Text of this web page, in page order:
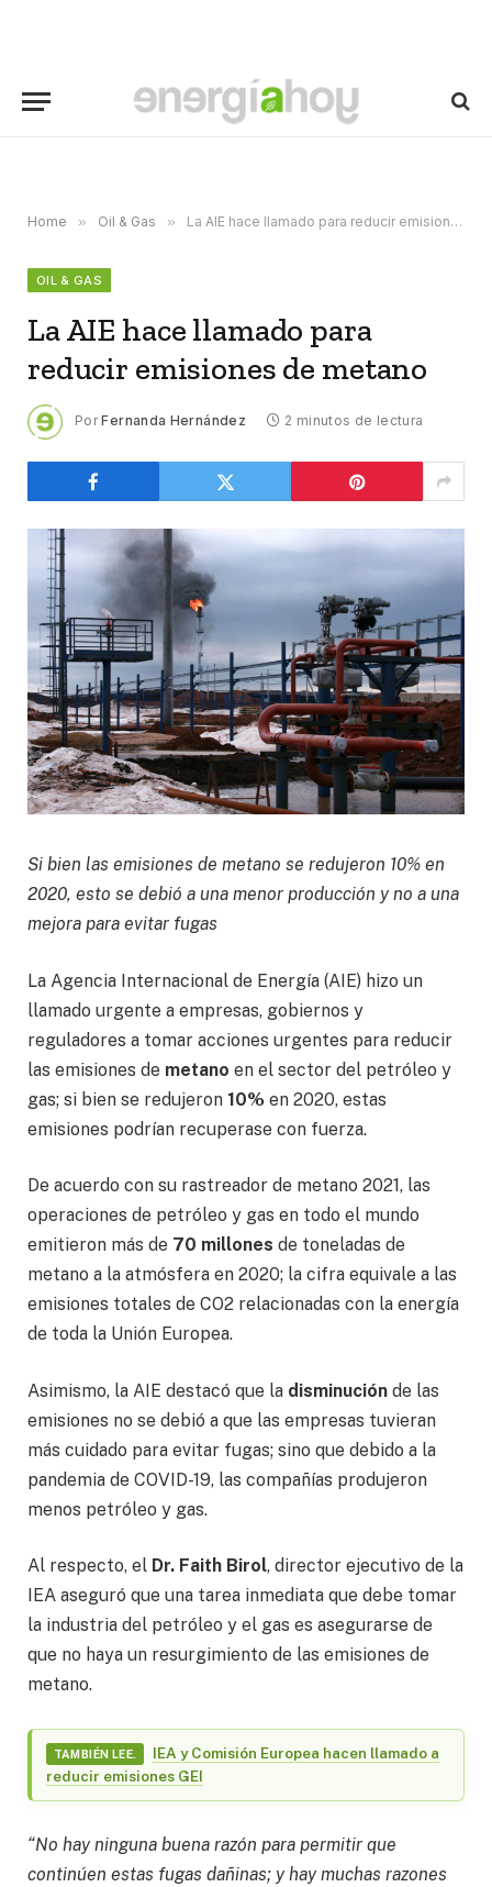
Home » Oil & Gas » La AIE hace llamado para reducir emisiones de metano
OIL & GAS
La AIE hace llamado para
reducir emisiones de metano
Por Fernanda Hernández 2 minutos de lectura
Si bien las emisiones de metano se redujeron 10% en
2020, esto se debió a una menor producción y no a una
mejora para evitar fugas
La Agencia Internacional de Energía (AIE) hizo un
llamado urgente a empresas, gobiernos y
reguladores a tomar acciones urgentes para reducir
las emisiones de metano en el sector del petróleo y
gas; si bien se redujeron 10% en 2020, estas
emisiones podrían recuperase con fuerza.
De acuerdo con su rastreador de metano 2021, las
operaciones de petróleo y gas en todo el mundo
emitieron más de 70 millones de toneladas de
metano a la atmósfera en 2020; la cifra equivale a las
emisiones totales de CO2 relacionadas con la energía
de toda la Unión Europea.
Asimismo, la AIE destacó que la disminución de las
emisiones no se debió a que las empresas tuvieran
más cuidado para evitar fugas; sino que debido a la
pandemia de COVID-19, las compañías produjeron
menos petróleo y gas.
Al respecto, el Dr. Faith Birol, director ejecutivo de la
IEA aseguró que una tarea inmediata que debe tomar
la industria del petróleo y el gas es asegurarse de
que no haya un resurgimiento de las emisiones de
metano.
TAMBIÉN LEE.
IEA y Comisión Europea hacen llamado a
reducir emisiones GEI
“No hay ninguna buena razón para permitir que
continúen estas fugas dañinas; y hay muchas razones